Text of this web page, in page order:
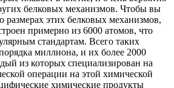
белковых механизмов. Чтобы вы
размерах этих белковых механизмов,
примерно из 6000 атомов, что
стандартам. Всего таких
миллиона, и их более 2000
из которых специализирован на
операции на этой химической
химические продукты